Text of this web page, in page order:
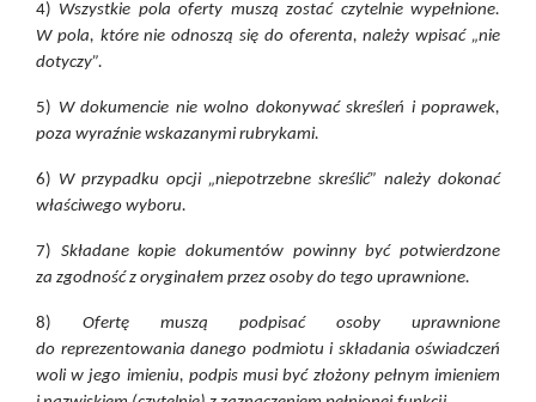
4) Wszystkie pola oferty muszą zostać czytelnie wypełnione.
W pola, które nie odnoszą się do oferenta, należy wpisać „nie
dotyczy”.
5) W dokumencie nie wolno dokonywać skreśleń i poprawek,
poza wyraźnie wskazanymi rubrykami.
6) W przypadku opcji „niepotrzebne skreślić” należy dokonać
właściwego wyboru.
7) Składane kopie dokumentów powinny być potwierdzone
za zgodność z oryginałem przez osoby do tego uprawnione.
8) Ofertę muszą podpisać osoby uprawnione
do reprezentowania danego podmiotu i składania oświadczeń
woli w jego imieniu, podpis musi być złożony pełnym imieniem